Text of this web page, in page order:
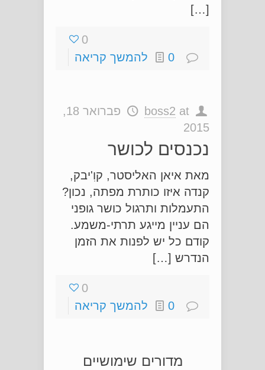
[…]
0
0
להמשך קריאה
boss2 at
פברואר 18,
2015
נכנסים לכושר
מאת איאן האליסטר, קוִ'יבק,
קנדה איזו כותרת מפתה, נכון?
התעמלות ותרגול כושר גופני
הם עניין מייגע תרתי-משמע.
קודם כל יש לפנות את הזמן
הנדרש […]
0
0
להמשך קריאה
מדורים שימושיים